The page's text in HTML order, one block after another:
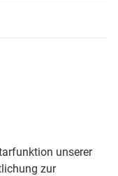
unserer
zur